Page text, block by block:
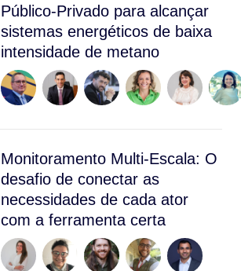
Público-Privado para alcançar
sistemas energéticos de baixa
intensidade de metano
Monitoramento Multi-Escala: O
desafio de conectar as
necessidades de cada ator
com a ferramenta certa